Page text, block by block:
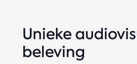
Unieke
beleving